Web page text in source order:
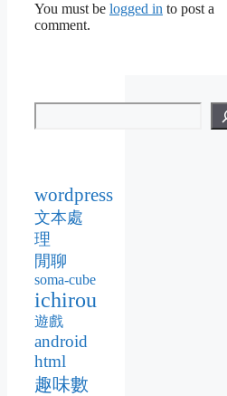
You must be logged in to post a
comment.
wordpress
文本處
理
閒聊
soma-cube
ichirou
遊戲
android
html
趣味數